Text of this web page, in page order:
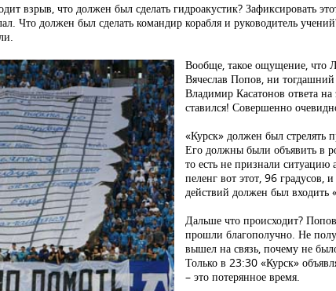
взрыв, что должен был сделать гидроакустик? Зафиксировать
Что должен был сделать командир корабля и руководитель
Вообще, такое ощущение, что
Вячеслав Попов, ни
Владимир Касатонов ответа
ставился! Совершенно
«Курск» должен был стрелять
Его должны были объявить в
то есть не признали
пеленг вот этот, 96 градусов,
действий должен был входить
Дальше что происходит?
прошли благополучно. Не
вышел на связь, почему не
Только в 23:30 «Курск»
– это потерянное время.